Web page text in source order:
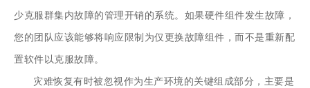
少克服群集内故障的管理开销的系统。如果硬件组件发生故障，
您的团队应该能够将响应限制为仅更换故障组件，而不是重新配
置软件以克服故障。
灾难恢复有时被忽视作为生产环境的关键组成部分，主要是